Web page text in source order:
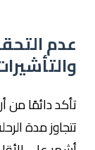
عدم
تأكد دائمًا من
تتجاوز مدة